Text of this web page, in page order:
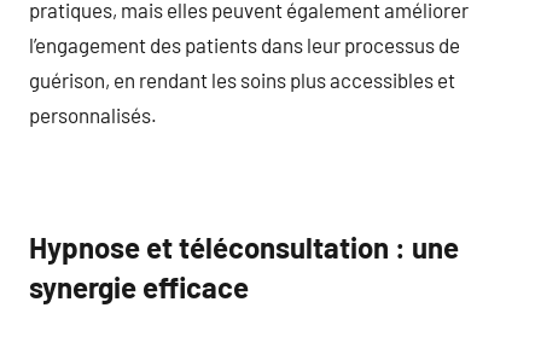
pratiques, mais elles peuvent également améliorer
l’engagement des patients dans leur processus de
guérison, en rendant les soins plus accessibles et
personnalisés.
Hypnose et téléconsultation : une
synergie efficace